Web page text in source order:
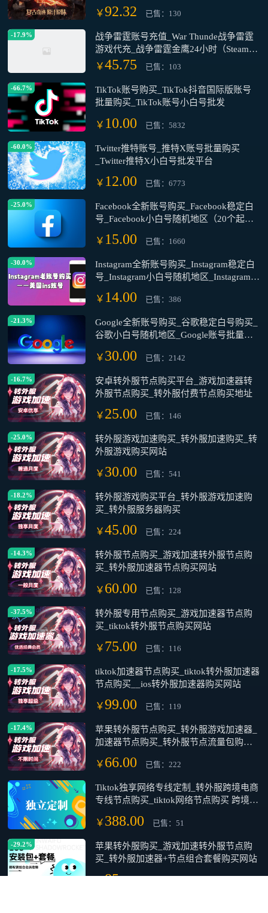
￥92.32 已售：130
-17.9%
战争雷霆账号充值_War Thunde战争雷霆
游戏代充_战争雷霆金鹰24小时（Steam游
戏）
￥ 45.75 已售：103
-66.7%
TikTok账号购买_TikTok抖音国际版账号
批量购买_TikTok账号小白号批发
￥ 10.00 已售：5832
-60.0%
Twitter推特账号_推特X账号批量购买
_Twitter推特X小白号批发平台
￥ 12.00 已售：6773
-25.0%
Facebook全新账号购买_Facebook稳定白
号_Facebook小白号随机地区（20个起
售）
￥ 15.00 已售：1660
-30.0%
Instagram全新账号购买_Instagram稳定白
号_Instagram小白号随机地区_Instagram账
号批量购买
￥ 14.00 已售：386
-21.3%
Google全新账号购买_谷歌稳定白号购买_
谷歌小白号随机地区_Google账号批量购
买平台(20个起售)
￥ 30.00 已售：2142
-16.7%
安卓转外服节点购买平台_游戏加速器转
外服节点购买_转外服付费节点购买地址
￥ 25.00 已售：146
-25.0%
转外服游戏加速购买_转外服加速购买_转
外服游戏购买网站
￥ 30.00 已售：541
-18.2%
转外服游戏购买平台_转外服游戏加速购
买_转外服服务器购买
￥ 45.00 已售：224
-14.3%
转外服节点购买_游戏加速转外服节点购
买_转外服加速器节点购买网站
￥ 60.00 已售：128
-37.5%
转外服专用节点购买_游戏加速器节点购
买_tiktok转外服节点购买网站
￥ 75.00 已售：116
-17.5%
tiktok加速器节点购买_tiktok转外服加速器
节点购买__ios转外服加速器购买网站
￥ 99.00 已售：119
-17.4%
苹果转外服节点购买_转外服游戏加速器_
加速器节点购买_转外服节点流量包购买
网址[不限时间 不叠加 一次性用品 用完即
￥ 66.00 已售：222
Tiktok独享网络专线定制_转外服跨境电商
专线节点购买_tiktok网络节点购买 跨境网
络专线
￥ 388.00 已售：51
-29.2%
苹果转外服购买_游戏加速转外服节点购
买_转外服加速器+节点组合套餐购买网站